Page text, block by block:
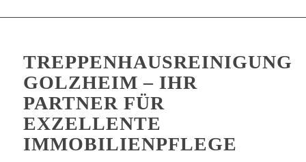
TREPPENHAUSREINIGUNG
GOLZHEIM – IHR
PARTNER FÜR
EXZELLENTE
IMMOBILIENPFLEGE